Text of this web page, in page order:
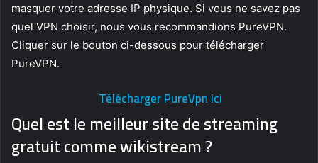
masquer votre adresse IP physique. Si vous ne savez pas
quel VPN choisir, nous vous recommandions PureVPN.
Cliquer sur le bouton ci-dessous pour télécharger
PureVPN.
Télécharger PureVpn ici
Quel est le meilleur site de streaming
gratuit comme wikistream ?